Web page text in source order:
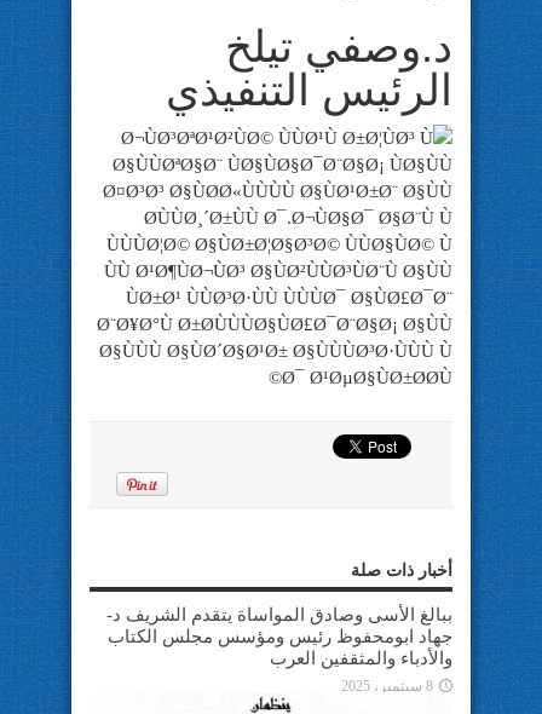
د.وصفي تيلخ
الرئيس التنفيذي
أخبار ذات صلة
ببالغ الأسى وصادق المواساة يتقدم الشريف د-
جهاد ابومحفوظ رئيس ومؤسس مجلس الكتاب
والأدباء والمثقفين العرب
8 سبتمبر، 2025